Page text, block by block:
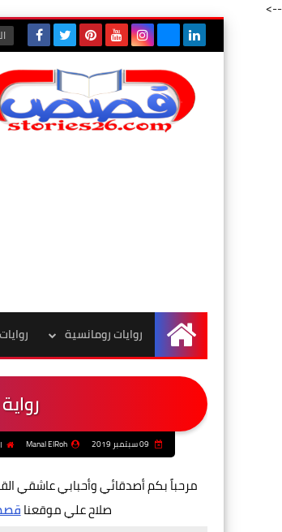
-->
الرئيسية
روايات رومانسية
Manal ElRoh
مرحباً بكم أصدقائي وأحبابي عاشقي
صلاح علي موقعنا